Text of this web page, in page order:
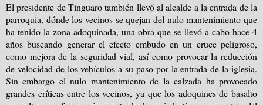
El presidente de Tinguaro también llevó al alcalde a la entrada de la
parroquia, dónde los vecinos se quejan del nulo mantenimiento que
ha tenido la zona adoquinada, una obra que se llevó a cabo hace 4
años buscando generar el efecto embudo en un cruce peligroso,
como mejora de la seguridad vial, así como provocar la reducción
de velocidad de los vehículos a su paso por la entrada de la iglesia.
Sin embargo el nulo mantenimiento de la calzada ha provocado
grandes críticas entre los vecinos, ya que los adoquines de basalto